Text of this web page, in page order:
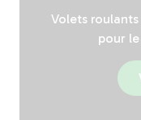
Volets
pour